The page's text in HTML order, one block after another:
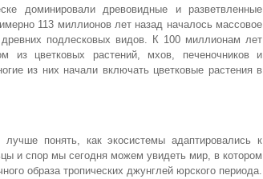
доминировали древовидные и разветвленные
113 миллионов лет назад началось массовое
подлесковых видов. К 100 миллионам лет
из цветковых растений, мхов, печеночников и
из них начали включать цветковые растения в
понять, как экосистемы адаптировались к
и спор мы сегодня можем увидеть мир, в котором
образа тропических джунглей юрского периода.